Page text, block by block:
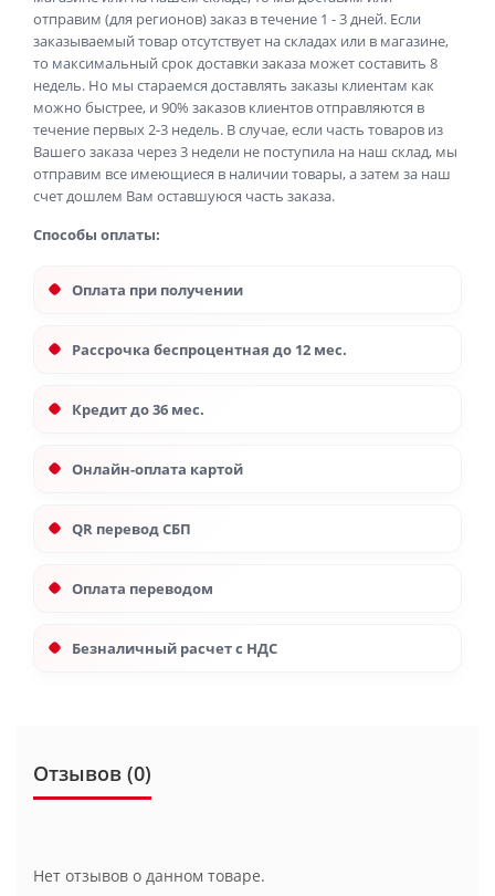
отправим (для регионов) заказ в течение 1 - 3 дней. Если
заказываемый товар отсутствует на складах или в магазине,
то максимальный срок доставки заказа может составить 8
недель. Но мы стараемся доставлять заказы клиентам как
можно быстрее, и 90% заказов клиентов отправляются в
течение первых 2-3 недель. В случае, если часть товаров из
Вашего заказа через 3 недели не поступила на наш склад, мы
отправим все имеющиеся в наличии товары, а затем за наш
счет дошлем Вам оставшуюся часть заказа.
Способы оплаты:
Оплата при получении
Рассрочка беспроцентная до 12 мес.
Кредит до 36 мес.
Онлайн-оплата картой
QR перевод СБП
Оплата переводом
Безналичный расчет с НДС
Отзывов (0)
Нет отзывов о данном товаре.